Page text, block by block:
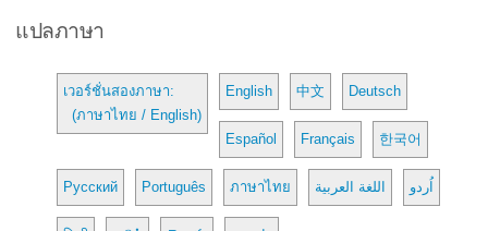
แปลภาษา
เวอร์ชั่นสองภาษา:
(ภาษาไทย / English)
English 中文 Deutsch
Español Français 한국어
Русский Português ภาษาไทย اللغة العربية اُردو